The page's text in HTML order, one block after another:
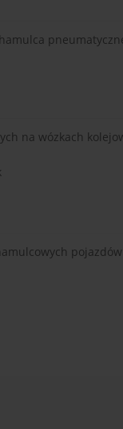
na wózkach